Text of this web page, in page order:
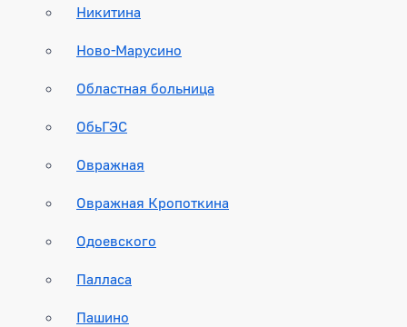
Никитина
Ново-Марусино
Областная больница
ОбьГЭС
Овражная
Овражная Кропоткина
Одоевского
Палласа
Пашино